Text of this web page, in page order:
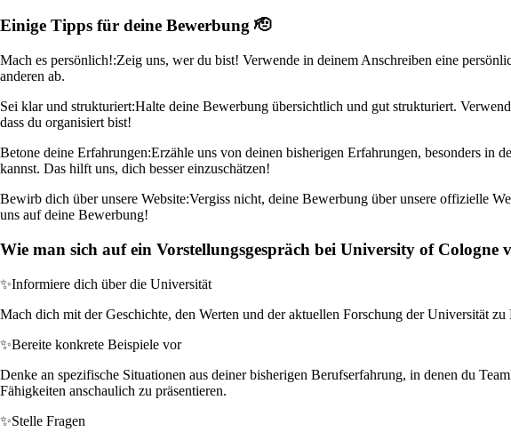
Einige Tipps für deine Bewerbung 🫡
Mach es persönlich!:Zeig uns, wer du bist! Verwende in deinem Anschreiben eine
anderen ab.
Sei klar und strukturiert:Halte deine Bewerbung übersichtlich und gut strukturiert.
dass du organisiert bist!
Betone deine Erfahrungen:Erzähle uns von deinen bisherigen Erfahrungen, besonders in
kannst. Das hilft uns, dich besser einzuschätzen!
Bewirb dich über unsere Website:Vergiss nicht, deine Bewerbung über unsere offizielle
uns auf deine Bewerbung!
Wie man sich auf ein Vorstellungsgespräch bei University of Cologne
✨Informiere dich über die Universität
Mach dich mit der Geschichte, den Werten und der aktuellen Forschung der Universität
✨Bereite konkrete Beispiele vor
Denke an spezifische Situationen aus deiner bisherigen Berufserfahrung, in denen du
Fähigkeiten anschaulich zu präsentieren.
✨Stelle Fragen